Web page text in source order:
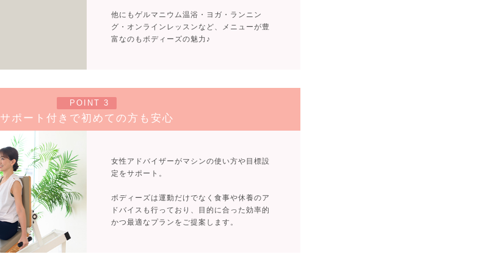
他にもゲルマニウム温浴・ヨガ・ランニン
グ・オンラインレッスンなど、メニューが豊
富なのもボディーズの魅力♪
POINT 3
サポート付きで初めての方も安心
女性アドバイザーがマシンの使い方や目標設
定をサポート。
ボディーズは運動だけでなく食事や休養のア
ドバイスも行っており、目的に合った効率的
かつ最適なプランをご提案します。